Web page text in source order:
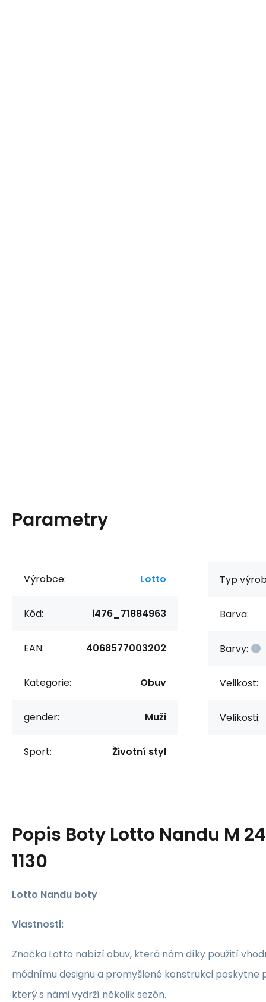
Parametry
Výrobce: Lotto
Kód: i476_71884963
EAN: 4068577003202
Kategorie: Obuv
gender: Muži
Sport: Životní styl
Typ
Barva:
Barvy:
Velikost:
Velikosti:
Popis Boty Lotto Nandu M
1130
Lotto Nandu boty
Vlastnosti:
Značka Lotto nabízí obuv, která nám díky použití
módnímu designu a promyšlené konstrukci poskytne
který s námi vydrží několik sezón.